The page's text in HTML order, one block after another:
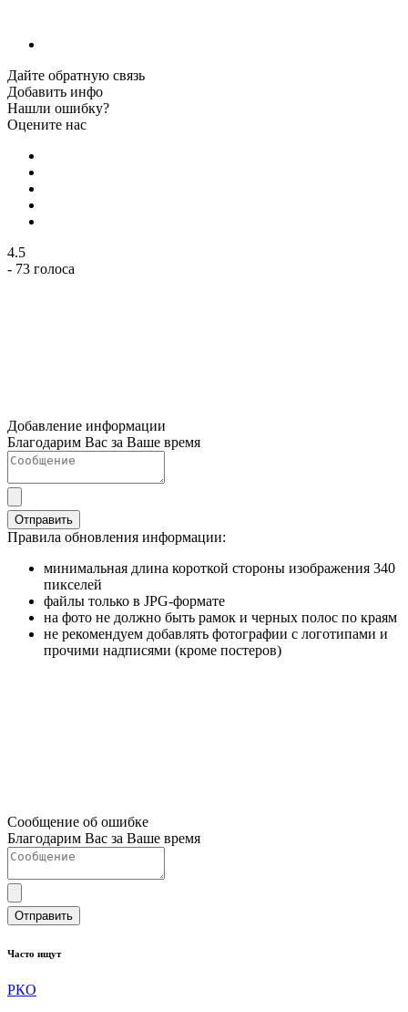
Дайте обратную связь
Добавить инфо
Нашли ошибку?
Оцените нас
4.5
- 73 голоса
Добавление информации
Благодарим Вас за Ваше время
Отправить
Правила обновления информации:
минимальная длина короткой стороны изображения 340
пикселей
файлы только в JPG-формате
на фото не должно быть рамок и черных полос по краям
не рекомендуем добавлять фотографии с логотипами и
прочими надписями (кроме постеров)
Сообщение об ошибке
Благодарим Вас за Ваше время
Отправить
Часто ищут
РКО